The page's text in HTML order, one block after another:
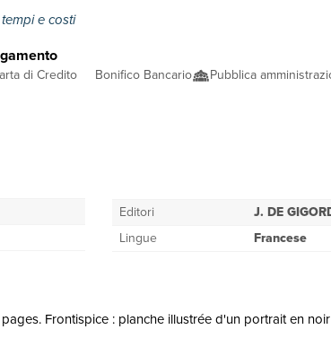
e costi
di Credito Bonifico Bancario Pubblica
Editori
J. DE
Lingue
Francese
Frontispice : planche illustrée d'un portrait en